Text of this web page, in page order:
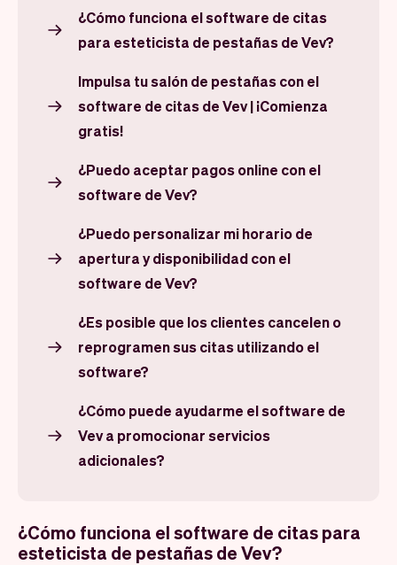
¿Cómo funciona el software de citas
para esteticista de pestañas de Vev?
Impulsa tu salón de pestañas con el
software de citas de Vev | ¡Comienza
gratis!
¿Puedo aceptar pagos online con el
software de Vev?
¿Puedo personalizar mi horario de
apertura y disponibilidad con el
software de Vev?
¿Es posible que los clientes cancelen o
reprogramen sus citas utilizando el
software?
¿Cómo puede ayudarme el software de
Vev a promocionar servicios
adicionales?
¿Cómo funciona el software de citas para
esteticista de pestañas de Vev?